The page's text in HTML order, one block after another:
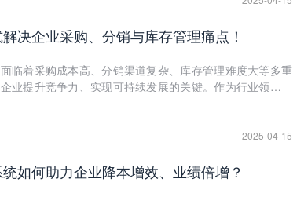
决企业采购、分销与库存管理痛点！
临着采购成本高、分销渠道复杂、库存管理难度大等多重
业提升竞争力、实现可持续发展的关键。作为行业领先的
首选伙伴。本文将深入探讨数商云智能B2B系统如何助力企
效协同与持续增长。
2025-04-15
如何助力企业降本增效、业绩倍增？